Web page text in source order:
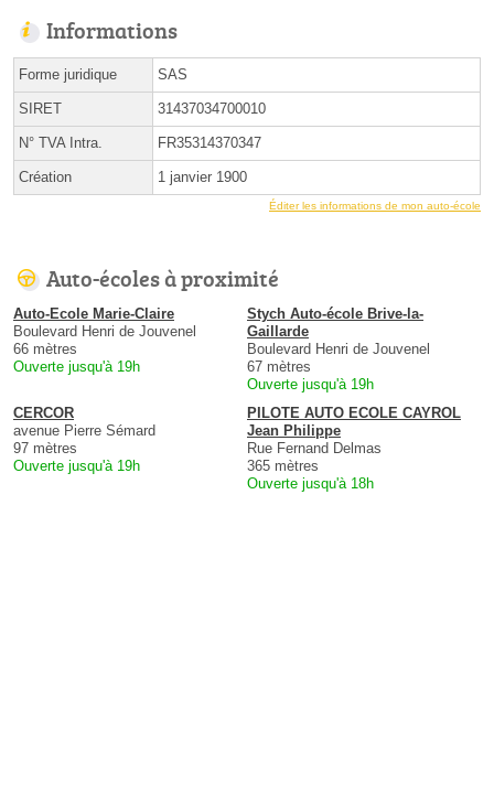
Informations
Forme juridique SAS
SIRET 31437034700010
N° TVA Intra. FR35314370347
Création 1 janvier 1900
Éditer les informations de mon auto-école
Auto-écoles à proximité
Auto-Ecole Marie-Claire
Boulevard Henri de Jouvenel
66 mètres
Ouverte jusqu'à 19h
Stych Auto-école Brive-la-
Gaillarde
Boulevard Henri de Jouvenel
67 mètres
Ouverte jusqu'à 19h
CERCOR
avenue Pierre Sémard
97 mètres
Ouverte jusqu'à 19h
PILOTE AUTO ECOLE CAYROL
Jean Philippe
Rue Fernand Delmas
365 mètres
Ouverte jusqu'à 18h